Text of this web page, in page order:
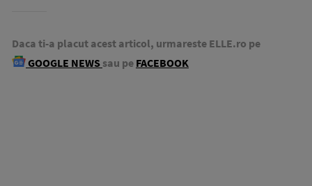
Daca ti-a placut acest articol, urmareste ELLE.ro pe
GOOGLE NEWS sau pe FACEBOOK